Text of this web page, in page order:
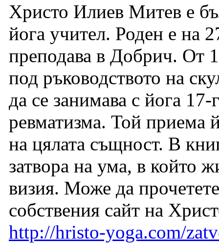
Христо Илиев Митев е
йога учител. Роден е на
преподава в Добрич. От
под ръководството на
да се занимава с йога
ревматизма. Той приема
на цялата същност. В
затвора на ума, в който
визия. Може да
собствения сайт на
http://hristo-yoga.com/